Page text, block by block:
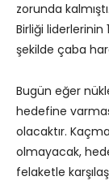
zorunda
Birliği
şekilde çaba
Bugün eğer
hedefine
olacaktır.
olmayacak,
felaketle